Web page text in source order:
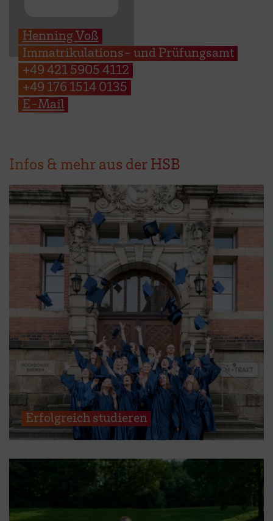
Henning Voß
Immatrikulations- und Prüfungsamt
+49 421 5905 4112
+49 176 1514 0135
E-Mail
Infos & mehr aus der HSB
Erfolgreich studieren